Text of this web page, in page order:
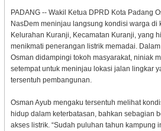
PADANG -- Wakil Ketua DPRD Kota Padang
NasDem meninjau langsung kondisi warga di
Kelurahan Kuranji, Kecamatan Kuranji, yang
menikmati penerangan listrik memadai.
Osman didampingi tokoh masyarakat, niniak
setempat untuk meninjau lokasi jalan lingkar
tersentuh pembangunan.
Osman Ayub mengaku tersentuh melihat
hidup dalam keterbatasan, bahkan sebagian
akses listrik. “Sudah puluhan tahun kampung